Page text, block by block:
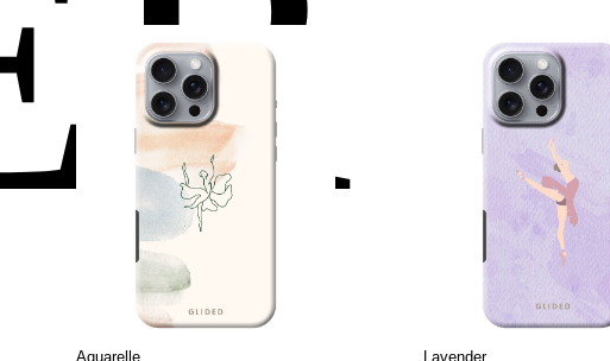
Aquarelle
Lavender